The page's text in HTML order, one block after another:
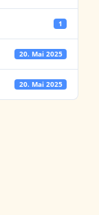
1
20. Mai 2025
20. Mai 2025